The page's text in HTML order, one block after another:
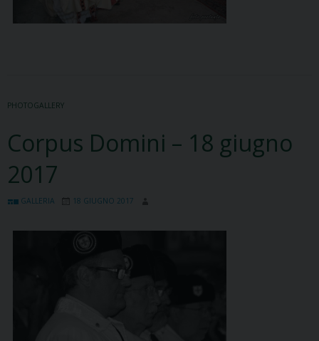
PHOTOGALLERY
Corpus Domini – 18 giugno
2017
GALLERIA 18 GIUGNO 2017